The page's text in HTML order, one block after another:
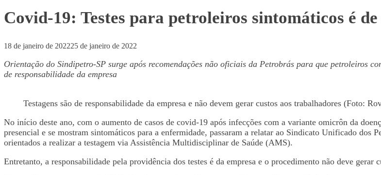
Covid-19: Testes para petroleiros sintomáticos é
18 de janeiro de 202225 de janeiro de 2022
Orientação do Sindipetro-SP surge após recomendações não oficiais da Petrobrás para que petroleiros
de responsabilidade da empresa
Testagens são de responsabilidade da empresa e não devem gerar custos aos trabalhadores (Foto:
No início deste ano, com o aumento de casos de covid-19 após infecções com a variante omicrôn da
presencial e se mostram sintomáticos para a enfermidade, passaram a relatar ao Sindicato Unificado dos
orientados a realizar a testagem via Assistência Multidisciplinar de Saúde (AMS).
Entretanto, a responsabilidade pela providência dos testes é da empresa e o procedimento não deve gerar